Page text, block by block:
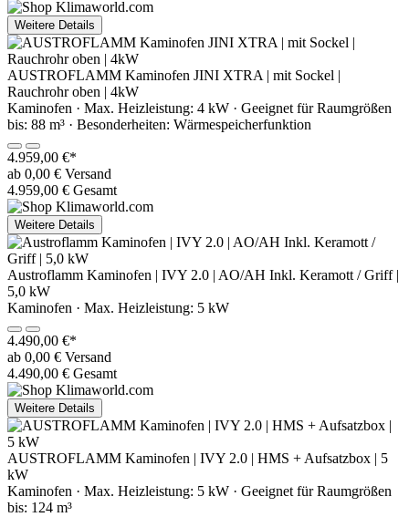
Weitere Details
AUSTROFLAMM Kaminofen JINI XTRA | mit Sockel |
Rauchrohr oben | 4kW
Kaminofen · Max. Heizleistung: 4 kW · Geeignet für Raumgrößen
bis: 88 m³ · Besonderheiten: Wärmespeicherfunktion
4.959,00 €*
ab 0,00 € Versand
4.959,00 € Gesamt
Weitere Details
Austroflamm Kaminofen | IVY 2.0 | AO/AH Inkl. Keramott / Griff |
5,0 kW
Kaminofen · Max. Heizleistung: 5 kW
4.490,00 €*
ab 0,00 € Versand
4.490,00 € Gesamt
Weitere Details
AUSTROFLAMM Kaminofen | IVY 2.0 | HMS + Aufsatzbox | 5
kW
Kaminofen · Max. Heizleistung: 5 kW · Geeignet für Raumgrößen
bis: 124 m³